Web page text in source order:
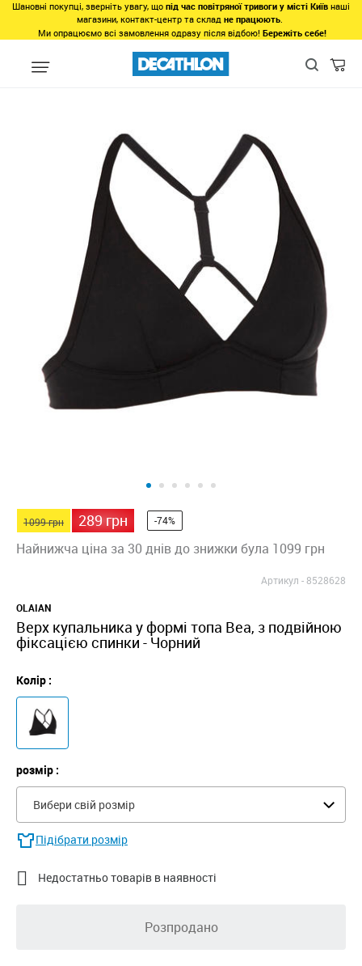
Шановні покупці, зверніть увагу, що під час повітряної тривоги у місті Київ наші
магазини, контакт-центр та склад не працюють.
Ми опрацюємо всі замовлення одразу після відбою! Бережіть себе!
Види спорту Водні види спорту Серфінг Купальні
1099 грн 289 грн -74%
Найнижча ціна за 30 днів до знижки була 1099 грн
Артикул -8528628
OLAIAN
Верх купальника у формі топа Bea, з подвійною
фіксацією спинки - Чорний
Колір :
розмір :
Вибери свій розмір
Підібрати розмір
 Недостатньо товарів в наявності
Розпродано